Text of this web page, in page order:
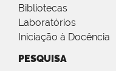
Bibliotecas
Laboratórios
Iniciação à Docência
PESQUISA